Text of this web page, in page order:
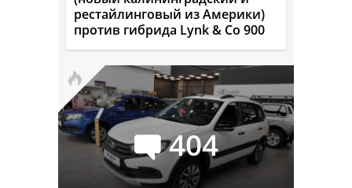
рестайлинговый из Америки)
против гибрида Lynk & Co 900
404